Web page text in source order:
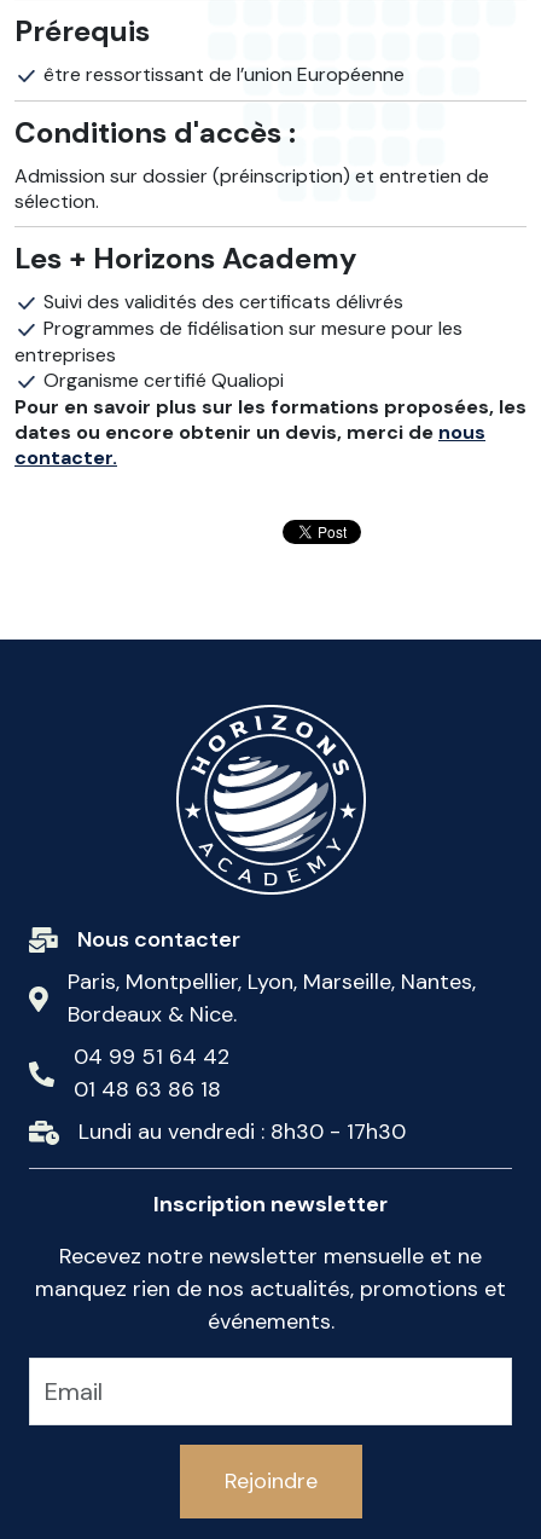
Prérequis
être ressortissant de l’union Européenne
Conditions d'accès :
Admission sur dossier (préinscription) et entretien de
sélection.
Les + Horizons Academy
Suivi des validités des certificats délivrés
Programmes de fidélisation sur mesure pour les
entreprises
Organisme certifié Qualiopi
Pour en savoir plus sur les formations proposées, les
dates ou encore obtenir un devis, merci de nous
contacter.
Nous contacter
Paris, Montpellier, Lyon, Marseille, Nantes,
Bordeaux & Nice.
04 99 51 64 42
01 48 63 86 18
Lundi au vendredi : 8h30 - 17h30
Inscription newsletter
Recevez notre newsletter mensuelle et ne
manquez rien de nos actualités, promotions et
événements.
Rejoindre